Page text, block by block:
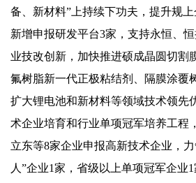
备、新材料”上持续下功夫，提升规上
新增申报研发平台3家，支持永恒、
业技改创新，加快推进硕成晶圆切割
氟树脂新一代正极粘结剂、隔膜涂覆
扩大锂电池和新材料等领域技术领先
术企业培育和行业单项冠军培养工程
立东等8家企业申报高新技术企业，
人”企业1家，省级以上单项冠军企业